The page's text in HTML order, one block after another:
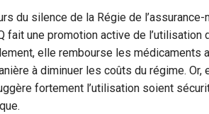
du silence de la Régie de
fait une promotion active de l’utilisation
elle rembourse les médicaments
à diminuer les coûts du régime. Or,
fortement l’utilisation soient